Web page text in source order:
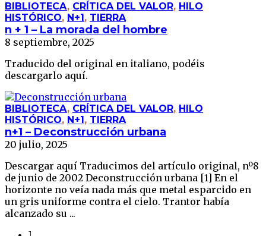
BIBLIOTECA, CRÍTICA DEL VALOR, HILO
HISTÓRICO, N+1 , TIERRA
n + 1 – La morada del hombre
8 septiembre, 2025
Traducido del original en italiano, podéis
descargarlo aquí.
BIBLIOTECA, CRÍTICA DEL VALOR, HILO
HISTÓRICO, N+1 , TIERRA
n+1 – Deconstrucción urbana
20 julio, 2025
Descargar aquí Traducimos del artículo original, nº8
de junio de 2002 Deconstrucción urbana [1] En el
horizonte no veía nada más que metal esparcido en
un gris uniforme contra el cielo. Trantor había
alcanzado su ...